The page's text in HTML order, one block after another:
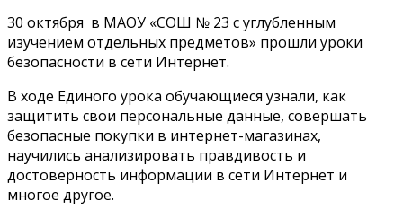
30 октября в МАОУ «СОШ № 23 с углубленным
изучением отдельных предметов» прошли уроки
безопасности в сети Интернет.
В ходе Единого урока обучающиеся узнали, как
защитить свои персональные данные, совершать
безопасные покупки в интернет-магазинах,
научились анализировать правдивость и
достоверность информации в сети Интернет и
многое другое.